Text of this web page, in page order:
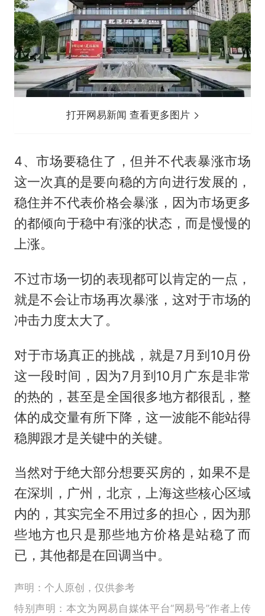
打开网易新闻 查看更多图片
4、市场要稳住了，但并不代表暴涨市场
这一次真的是要向稳的方向进行发展的，
稳住并不代表价格会暴涨，因为市场更多
的都倾向于稳中有涨的状态，而是慢慢的
上涨。
不过市场一切的表现都可以肯定的一点，
就是不会让市场再次暴涨，这对于市场的
冲击力度太大了。
对于市场真正的挑战，就是7月到10月份
这一段时间，因为7月到10月广东是非常
的热的，甚至是全国很多地方都很乱，整
体的成交量有所下降，这一波能不能站得
稳脚跟才是关键中的关键。
当然对于绝大部分想要买房的，如果不是
在深圳，广州，北京，上海这些核心区域
内的，其实完全不用过多的担心，因为那
些地方也只是那些地方价格是站稳了而
已，其他都是在回调当中。
声明：个人原创，仅供参考
特别声明：本文为网易自媒体平台“网易号”作者上传